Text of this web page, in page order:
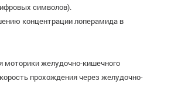
символов).
концентрации лоперамида в
моторики желудочно-кишечного
прохождения через желудочно-